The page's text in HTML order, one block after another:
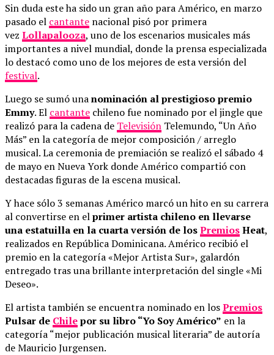
Sin duda este ha sido un gran año para Américo, en marzo
pasado el cantante nacional pisó por primera
vez Lollapalooza, uno de los escenarios musicales más
importantes a nivel mundial, donde la prensa especializada
lo destacó como uno de los mejores de esta versión del
festival.
Luego se sumó unanominación al prestigioso premio
Emmy. El cantante chileno fue nominado por el jingle que
realizó para la cadena de Televisión Telemundo, “Un Año
Más” en la categoría de mejor composición / arreglo
musical. La ceremonia de premiación se realizó el sábado 4
de mayo en Nueva York donde Américo compartió con
destacadas figuras de la escena musical.
Y hace sólo 3 semanas Américo marcó un hito en su carrera
al convertirse en elprimer artista chileno en llevarse
una estatuilla en la cuarta versión de losPremiosHeat,
realizados en República Dominicana. Américo recibió el
premio en la categoría «Mejor Artista Sur», galardón
entregado tras una brillante interpretación del single «Mi
Deseo».
El artista también se encuentra nominado en losPremios
Pulsar de Chilepor su libro “Yo Soy Américo” en la
categoría “mejor publicación musical literaria” de autoría
de Mauricio Jurgensen.